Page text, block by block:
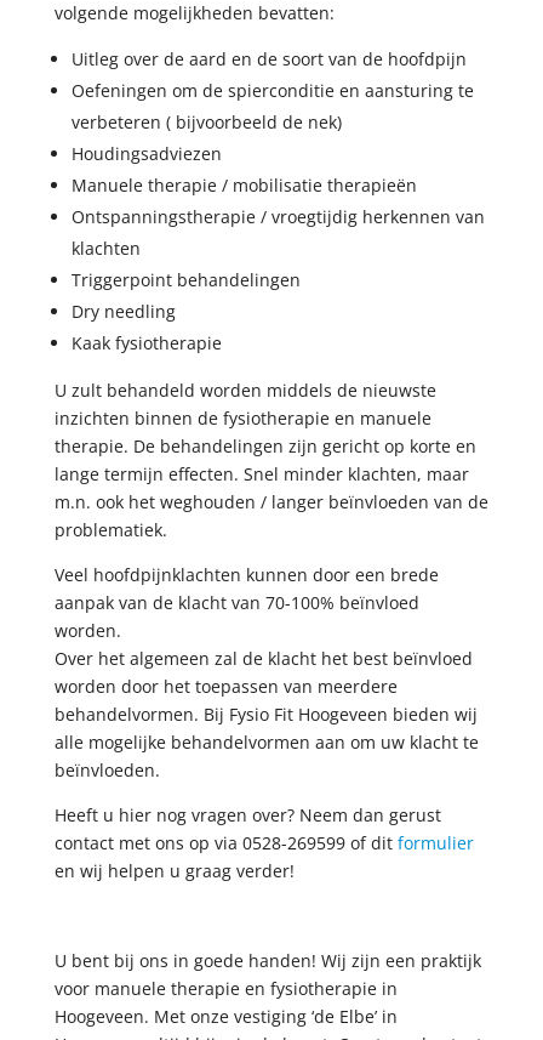
volgende mogelijkheden bevatten:
Uitleg over de aard en de soort van de hoofdpijn
Oefeningen om de spierconditie en aansturing te
verbeteren ( bijvoorbeeld de nek)
Houdingsadviezen
Manuele therapie / mobilisatie therapieën
Ontspanningstherapie / vroegtijdig herkennen van
klachten
Triggerpoint behandelingen
Dry needling
Kaak fysiotherapie
U zult behandeld worden middels de nieuwste
inzichten binnen de fysiotherapie en manuele
therapie. De behandelingen zijn gericht op korte en
lange termijn effecten. Snel minder klachten, maar
m.n. ook het weghouden / langer beïnvloeden van de
problematiek.
Veel hoofdpijnklachten kunnen door een brede
aanpak van de klacht van 70-100% beïnvloed
worden.
Over het algemeen zal de klacht het best beïnvloed
worden door het toepassen van meerdere
behandelvormen. Bij Fysio Fit Hoogeveen bieden wij
alle mogelijke behandelvormen aan om uw klacht te
beïnvloeden.
Heeft u hier nog vragen over? Neem dan gerust
contact met ons op via 0528-269599 of dit formulier
en wij helpen u graag verder!
U bent bij ons in goede handen! Wij zijn een praktijk
voor manuele therapie en fysiotherapie in
Hoogeveen. Met onze vestiging ‘de Elbe’ in